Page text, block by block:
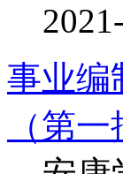
事业编
（第一